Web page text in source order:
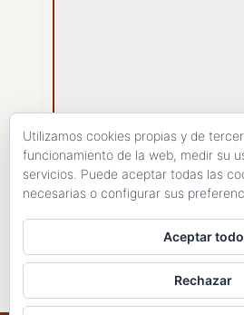
[recaptcha]
Utilizamos cookies propias y de
funcionamiento de la web, medir su
servicios. Puede aceptar todas las
necesarias o configurar sus
Aceptar todo
Rechazar